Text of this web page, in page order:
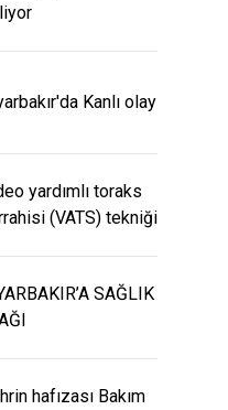
Kanlı olay
yardımlı toraks
(VATS) tekniği
SAĞLIK
hafızası Bakım